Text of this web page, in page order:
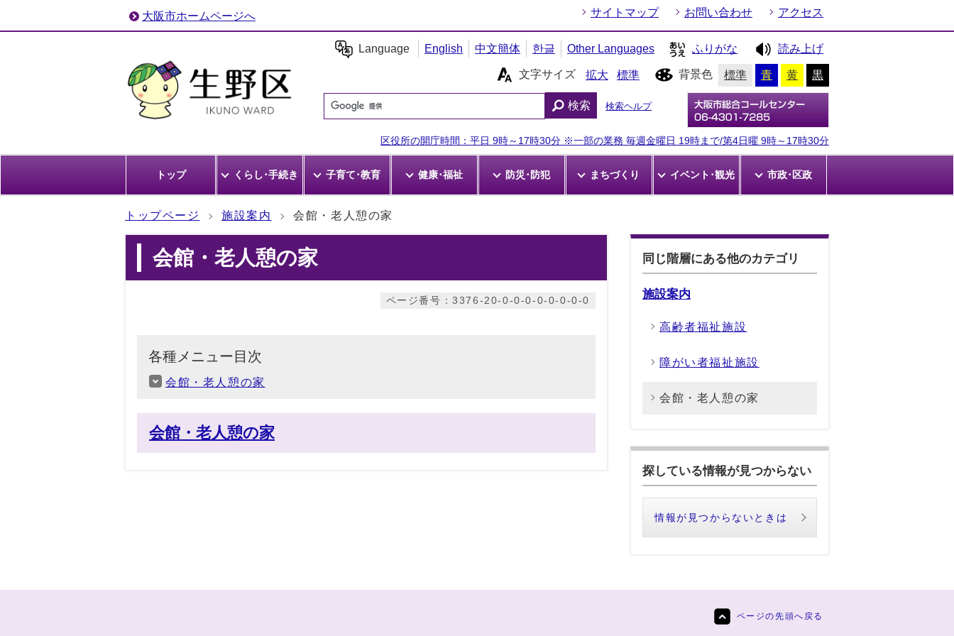
大阪市ホームページへ サイトマップ お問い合わせ アクセス
Language English 中文簡体 한글 Other Languages ふりがな 読み上げ
文字サイズ 拡大 標準 背景色 標準 青 黄 黒
検索 検索ヘルプ
区役所の開庁時間：平日 9時～17時30分 ※一部の業務 毎週金曜日 19時まで/第4日曜 9時～17時30分
トップ くらし･手続き 子育て･教育 健康･福祉 防災･防犯 まちづくり イベント･観光 市政･区政
トップページ 施設案内 会館・老人憩の家
会館・老人憩の家
ページ番号：3376-20-0-0-0-0-0-0-0-0
各種メニュー目次
会館・老人憩の家
会館・老人憩の家
同じ階層にある他のカテゴリ
施設案内
高齢者福祉施設
障がい者福祉施設
会館・老人憩の家
探している情報が見つからない
情報が見つからないときは
ページの先頭へ戻る